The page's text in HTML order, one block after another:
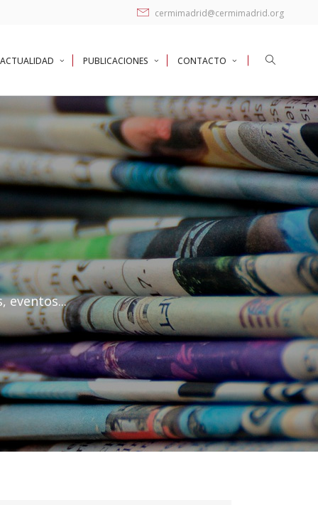
cermimadrid@cermimadrid.org
ACTUALIDAD PUBLICACIONES CONTACTO
eventos...